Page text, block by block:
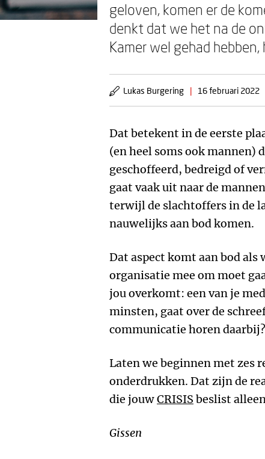
geloven, komen er de
denkt dat we het na de
Kamer wel gehad
Lukas Burgering | 16 februari 2022
Dat betekent in de eerste
(en heel soms ook mannen)
geschoffeerd, bedreigd of
gaat vaak uit naar de
terwijl de slachtoffers in de
nauwelijks aan bod komen.
Dat aspect komt aan bod als
organisatie mee om moet
jou overkomt: een van je
minsten, gaat over de
communicatie horen daarbij?
Laten we beginnen met zes
onderdrukken. Dat zijn de
die jouwCRISIS beslist
Gissen